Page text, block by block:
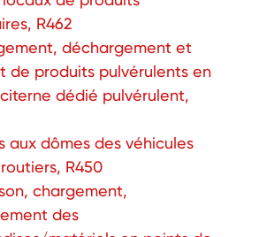
R462
déchargement et
de produits pulvérulents en
dédié pulvérulent,
aux dômes des véhicules
R450
chargement,
des